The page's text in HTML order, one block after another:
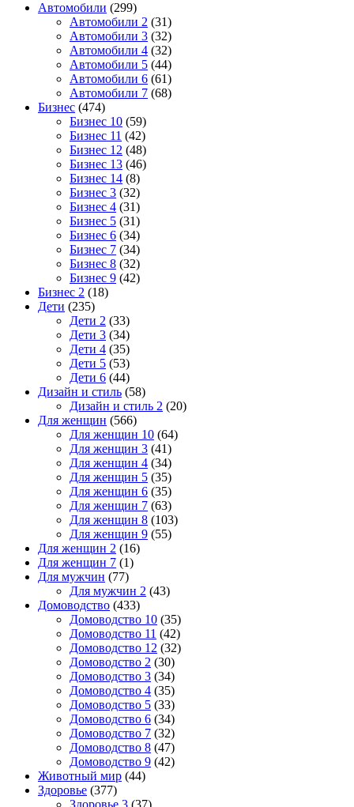
Автомобили (299)
Автомобили 2 (31)
Автомобили 3 (32)
Автомобили 4 (32)
Автомобили 5 (44)
Автомобили 6 (61)
Автомобили 7 (68)
Бизнес (474)
Бизнес 10 (59)
Бизнес 11 (42)
Бизнес 12 (48)
Бизнес 13 (46)
Бизнес 14 (8)
Бизнес 3 (32)
Бизнес 4 (31)
Бизнес 5 (31)
Бизнес 6 (34)
Бизнес 7 (34)
Бизнес 8 (32)
Бизнес 9 (42)
Бизнес 2 (18)
Дети (235)
Дети 2 (33)
Дети 3 (34)
Дети 4 (35)
Дети 5 (53)
Дети 6 (44)
Дизайн и стиль (58)
Дизайн и стиль 2 (20)
Для женщин (566)
Для женщин 10 (64)
Для женщин 3 (41)
Для женщин 4 (34)
Для женщин 5 (35)
Для женщин 6 (35)
Для женщин 7 (63)
Для женщин 8 (103)
Для женщин 9 (55)
Для женщин 2 (16)
Для женщин 7 (1)
Для мужчин (77)
Для мужчин 2 (43)
Домоводство (433)
Домоводство 10 (35)
Домоводство 11 (42)
Домоводство 12 (32)
Домоводство 2 (30)
Домоводство 3 (34)
Домоводство 4 (35)
Домоводство 5 (33)
Домоводство 6 (34)
Домоводство 7 (32)
Домоводство 8 (47)
Домоводство 9 (42)
Животный мир (44)
Здоровье (377)